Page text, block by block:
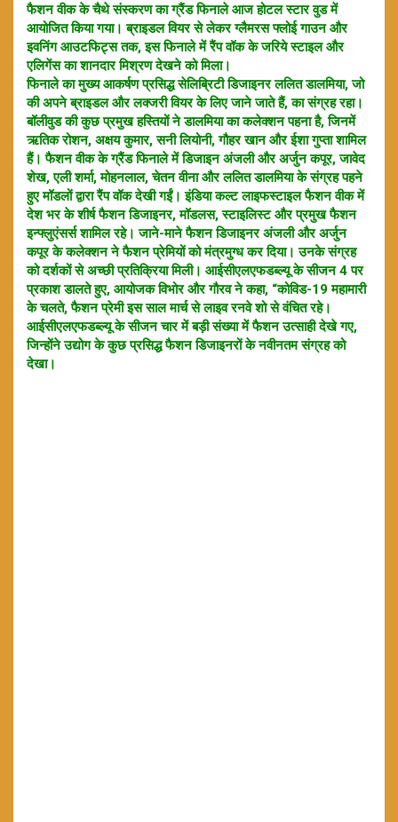
फैशन वीक के चैथे संस्करण का ग्रैंड फिनाले आज होटल स्टार वुड में
आयोजित किया गया। ब्राइडल वियर से लेकर ग्लैमरस फ्लोई गाउन और
इवनिंग आउटफिट्स तक, इस फिनाले में रैंप वॉक के जरिये स्टाइल और
एलिगेंस का शानदार मिश्रण देखने को मिला।
फिनाले का मुख्य आकर्षण प्रसिद्ध सेलिब्रिटी डिजाइनर ललित डालमिया, जो
की अपने ब्राइडल और लक्जरी वियर के लिए जाने जाते हैं, का संग्रह रहा।
बॉलीवुड की कुछ प्रमुख हस्तियों ने डालमिया का कलेक्शन पहना है, जिनमें
ऋतिक रोशन, अक्षय कुमार, सनी लियोनी, गौहर खान और ईशा गुप्ता शामिल
हैं। फैशन वीक के ग्रैंड फिनाले में डिजाइन अंजली और अर्जुन कपूर, जावेद
शेख, एली शर्मा, मोहनलाल, चेतन वीना और ललित डालमिया के संग्रह पहने
हुए मॉडलों द्वारा रैंप वॉक देखी गईं। इंडिया कल्ट लाइफस्टाइल फैशन वीक में
देश भर के शीर्ष फैशन डिजाइनर, मॉडलस, स्टाइलिस्ट और प्रमुख फैशन
इन्फ्लुएंसर्स शामिल रहे। जाने-माने फैशन डिजाइनर अंजली और अर्जुन
कपूर के कलेक्शन ने फैशन प्रेमियों को मंत्रमुग्ध कर दिया। उनके संग्रह
को दर्शकों से अच्छी प्रतिक्रिया मिली। आईसीएलएफडब्ल्यू के सीजन 4 पर
प्रकाश डालते हुए, आयोजक विभोर और गौरव ने कहा, “कोविड-19 महामारी
के चलते, फैशन प्रेमी इस साल मार्च से लाइव रनवे शो से वंचित रहे।
आईसीएलएफडब्ल्यू के सीजन चार में बड़ी संख्या में फैशन उत्साही देखे गए,
जिन्होंने उद्योग के कुछ प्रसिद्ध फैशन डिजाइनरों के नवीनतम संग्रह को
देखा।